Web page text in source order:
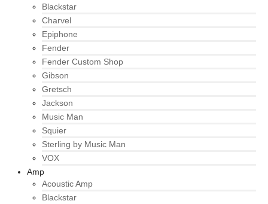
Blackstar
Charvel
Epiphone
Fender
Fender Custom Shop
Gibson
Gretsch
Jackson
Music Man
Squier
Sterling by Music Man
VOX
Amp
Acoustic Amp
Blackstar